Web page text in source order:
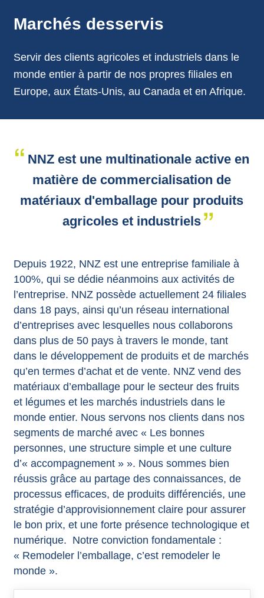
Marchés desservis
Servir des clients agricoles et industriels dans le
monde entier à partir de nos propres filiales en
Europe, aux États-Unis, au Canada et en Afrique.
NNZ est une multinationale active en
matière de commercialisation de
matériaux d'emballage pour produits
agricoles et industriels
Depuis 1922, NNZ est une entreprise familiale à
100%, qui se dédie néanmoins aux activités de
l’entreprise. NNZ possède actuellement 24 filiales
dans 18 pays, ainsi qu’un réseau international
d’entreprises avec lesquelles nous collaborons
dans plus de 50 pays à travers le monde, tant
dans le développement de produits et de marchés
qu’en termes d’achat et de vente. NNZ vend des
matériaux d’emballage pour le secteur des fruits
et légumes et les marchés industriels dans le
monde entier. Nous servons nos clients dans nos
segments de marché avec « Les bonnes
personnes, une structure simple et une culture
d’« accompagnement » ». Nous sommes bien
réussis grâce au partage des connaissances, de
processus efficaces, de produits différenciés, une
stratégie d’approvisionnement claire pour assurer
le bon prix, et une forte présence technologique et
numérique. Notre conviction fondamentale :
« Remodeler l’emballage, c’est remodeler le
monde ».